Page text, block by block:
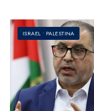
ISRAEL • PALESTINA